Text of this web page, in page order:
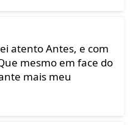
atento Antes, e com
mesmo em face do
mais meu